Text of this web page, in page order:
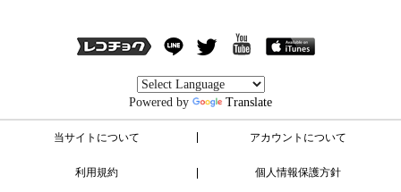
Powered by Translate
当サイトについて アカウントについて
利用規約 個人情報保護方針